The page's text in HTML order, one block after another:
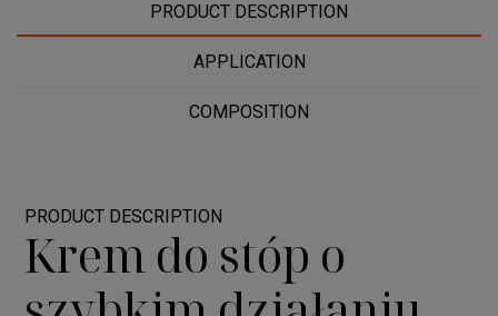
PRODUCT DESCRIPTION
APPLICATION
COMPOSITION
PRODUCT DESCRIPTION
Krem do stóp o